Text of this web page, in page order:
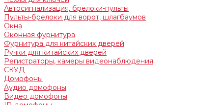
Автосигнализация, брелоки-пульты
Пульты-брелоки для ворот, шлагбаумов
Окна
Оконная фурнитура
Фурнитура для китайских дверей
Ручки для китайских дверей
Регистраторы, камеры видеонаблюдения
СКУД
Домофоны
Аудио домофоны
Видео домофоны